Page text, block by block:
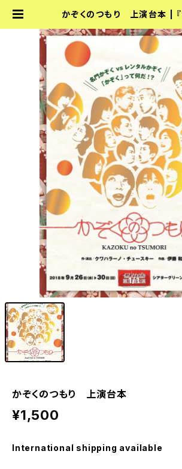
かぞくのつもり 上演台本 | 『
プ
1/1
かぞくのつもり 上演台本
¥1,500
International shipping available